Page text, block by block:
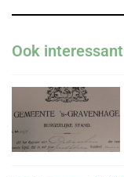
Ook interessant